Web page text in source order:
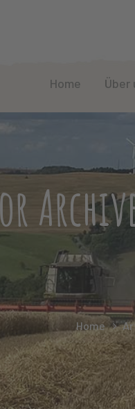
Home Über
Home